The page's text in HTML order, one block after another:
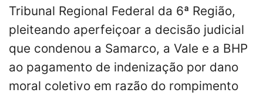
Tribunal Regional Federal da 6ª Região,
pleiteando aperfeiçoar a decisão judicial
que condenou a Samarco, a Vale e a BHP
ao pagamento de indenização por dano
moral coletivo em razão do rompimento